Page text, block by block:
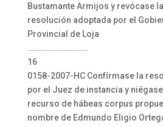
Bustamante Armijos y revócase la
resolución adoptada por el
Provincial de Loja
…………………………
16
0158-2007-HC Confírmase la
por el Juez de instancia y niégase
recurso de hábeas corpus
nombre de Edmundo Eligio